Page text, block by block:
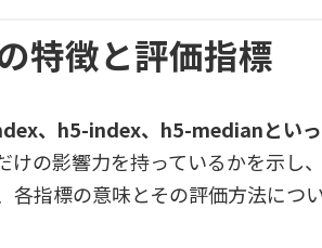
ェブサイトからのジャーナル記事
エンス分野の会議記事
特徴と評価指標
、h5-index、h5-medianとい
の影響力を持っているかを示し
指標の意味とその評価方法につ